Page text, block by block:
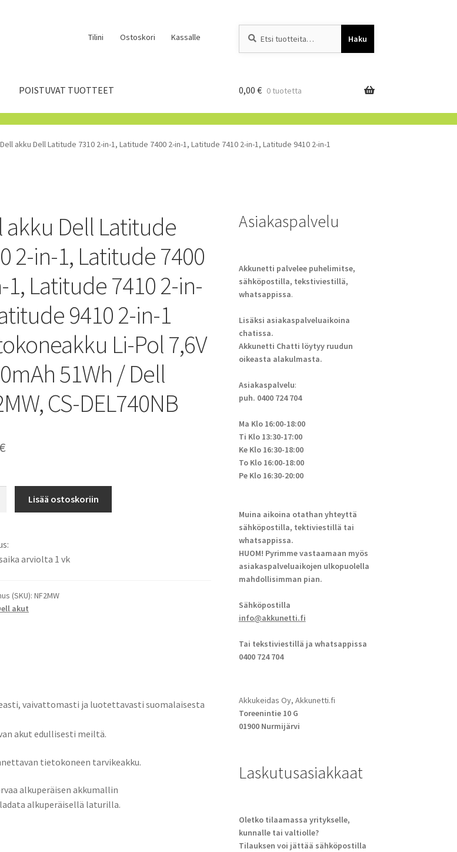
Tilini Ostoskori Kassalle Haku
POISTUVAT TUOTTEET 0,00 € 0 tuotetta
Dell akku Dell Latitude 7310 2-in-1, Latitude 7400 2-in-1, Latitude 7410 2-in-1, Latitude 9410 2-in-1
akku Dell Latitude
2-in-1, Latitude 7400
1, Latitude 7410 2-in-
9410 2-in-1
Li-Pol 7,6V
51Wh / Dell
CS-DEL740NB
€
Lisää ostoskoriin
arviolta 1 vk
(SKU):NF2MW
akut
vaivattomasti ja luotettavasti suomalaisesta
akut edullisesti meiltä.
tietokoneen tarvikeakku.
alkuperäisen akkumallin
alkuperäisellä laturilla.
Asiakaspalvelu
Akkunetti palvelee puhelimitse,
sähköpostilla, tekstiviestillä,
whatsappissa.
Lisäksi asiakaspalveluaikoina
chatissa.
Akkunetti Chatti löytyy ruudun
oikeasta alakulmasta.
Asiakaspalvelu:
puh. 0400 724 704
Ma Klo 16:00-18:00
Ti Klo 13:30-17:00
Ke Klo 16:30-18:00
To Klo 16:00-18:00
Pe Klo 16:30-20:00
Muina aikoina otathan yhteyttä
sähköpostilla, tektiviestillä tai
whatsappissa.
HUOM! Pyrimme vastaamaan myös
asiakaspalveluaikojen ulkopuolella
mahdollisimman pian.
Sähköpostilla
info@akkunetti.fi
Tai tekstiviestillä ja whatsappissa
0400 724 704
Akkukeidas Oy, Akkunetti.fi
Toreenintie 10 G
01900 Nurmijärvi
Laskutusasiakkaat
Oletko tilaamassa yritykselle,
kunnalle tai valtiolle?
Tilauksen voi jättää sähköpostilla